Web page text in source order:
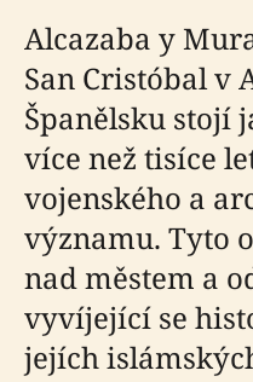
Alcazaba y
San Cristóbal v
Španělsku stojí
více než tisíce
vojenského a
významu. Tyto
nad městem a
vyvíjející se
jejích